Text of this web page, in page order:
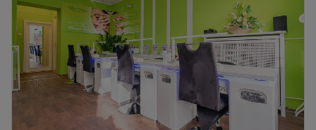
Freitag
09:00–19:00
Samstag
10:00–16:00
Sonntag
Geschlossen
In Berlin-Pankow hat die Kosmetik-Spezialistin Vu ihr
harmonisch eingerichtetes Wohlfühl-Domizil Studio Face
and Nails eingerichtet. Als Expertin für